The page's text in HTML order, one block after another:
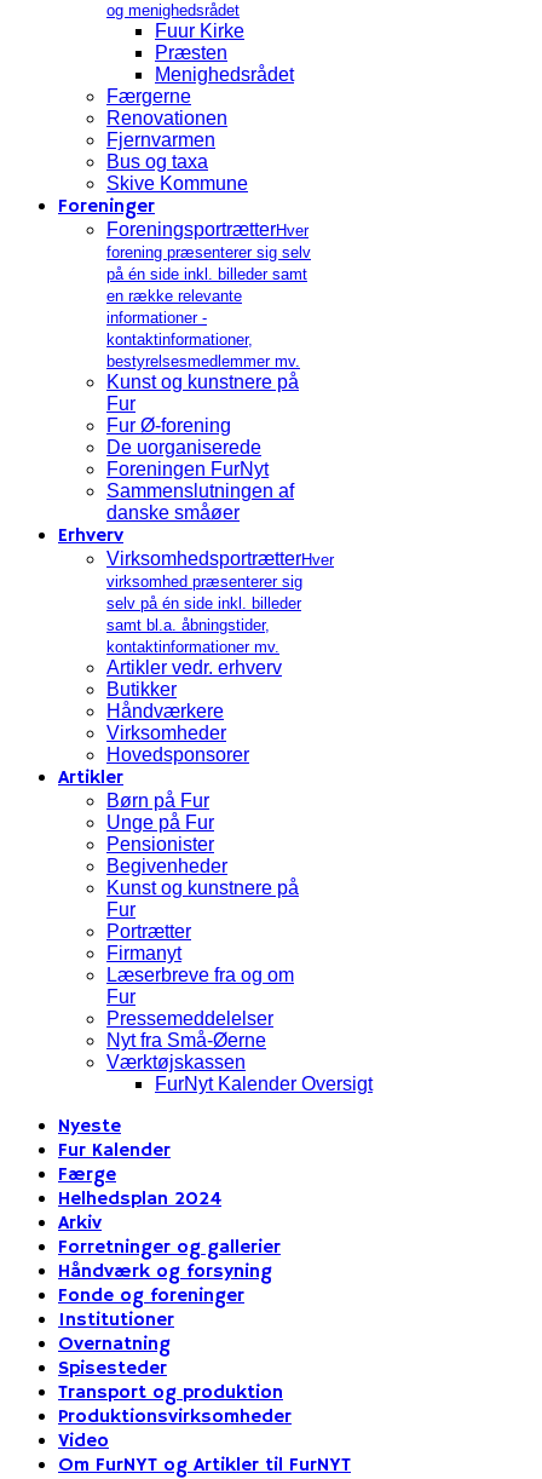
og menighedsrådet
Fuur Kirke
Præsten
Menighedsrådet
Færgerne
Renovationen
Fjernvarmen
Bus og taxa
Skive Kommune
Foreninger
ForeningsportrætterHver
forening præsenterer sig selv
på én side inkl. billeder samt
en række relevante
informationer -
kontaktinformationer,
bestyrelsesmedlemmer mv.
Kunst og kunstnere på
Fur
Fur Ø-forening
De uorganiserede
Foreningen FurNyt
Sammenslutningen af
danske småøer
Erhverv
VirksomhedsportrætterHver
virksomhed præsenterer sig
selv på én side inkl. billeder
samt bl.a. åbningstider,
kontaktinformationer mv.
Artikler vedr. erhverv
Butikker
Håndværkere
Virksomheder
Hovedsponsorer
Artikler
Børn på Fur
Unge på Fur
Pensionister
Begivenheder
Kunst og kunstnere på
Fur
Portrætter
Firmanyt
Læserbreve fra og om
Fur
Pressemeddelelser
Nyt fra Små-Øerne
Værktøjskassen
FurNyt Kalender Oversigt
Nyeste
Fur Kalender
Færge
Helhedsplan 2024
Arkiv
Forretninger og gallerier
Håndværk og forsyning
Fonde og foreninger
Institutioner
Overnatning
Spisesteder
Transport og produktion
Produktionsvirksomheder
Video
Om FurNYT og Artikler til FurNYT